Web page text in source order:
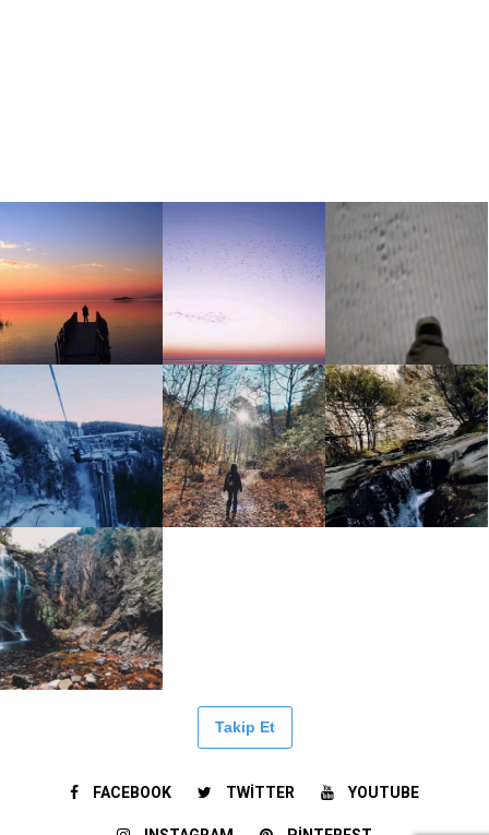
Takip Et
FACEBOOK TWITTER YOUTUBE